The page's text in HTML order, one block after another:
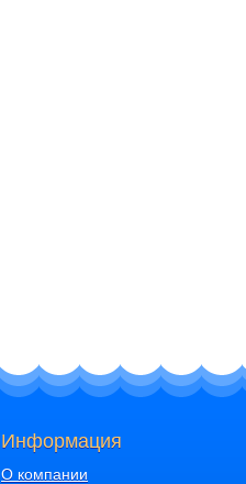
Информация
О компании